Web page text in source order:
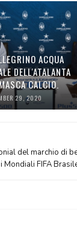
ACQUA
DELL'ATALANTA
CALCIO.
29, 2020
del marchio di
Mondiali FIFA